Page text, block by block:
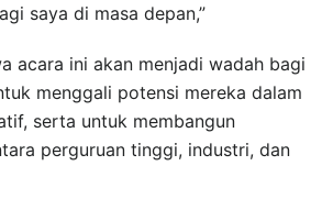
saya di masa depan,”
acara ini akan menjadi wadah bagi
menggali potensi mereka dalam
serta untuk membangun
perguruan tinggi, industri, dan